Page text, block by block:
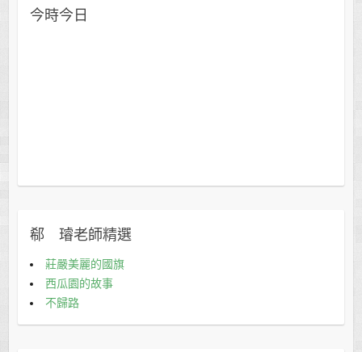
今時今日
郗 璿老師精選
莊嚴美麗的國旗
西瓜園的故事
不歸路